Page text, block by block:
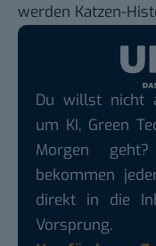
werden Katzen-
Du willst nicht
um KI, Green
Morgen
bekommen
direkt in die
Vorsprung.